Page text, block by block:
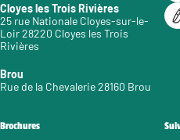
Cloyes les Trois Rivières
25 rue Nationale Cloyes-sur-le-
Loir 28220 Cloyes les Trois
Rivières
Brou
Rue de la Chevalerie 28160 Brou
Brochures